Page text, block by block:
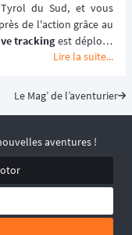
du Sud, et vous
de l'action grâce au
tracking est déployé
l'événement afin de
Lire la suite...
Le Mag’ de l’aventurier
aventures !